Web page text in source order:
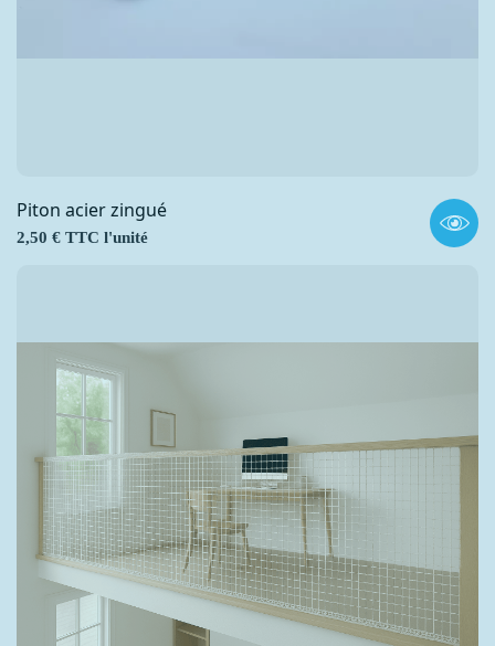
Piton acier zingué
Prix
2,50 € TTC l'unité